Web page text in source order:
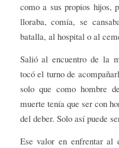
como a sus propios hijos,
lloraba, comía, se
batalla, al hospital o al
Salió al encuentro de la
tocó el turno de
solo que como hombre
muerte tenía que ser con
del deber. Solo así puede
Ese valor en enfrentar al